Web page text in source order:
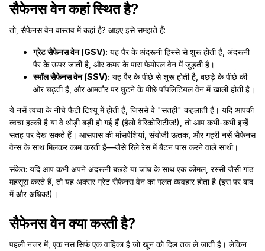
सैफेनस वेन कहां स्थित है?
तो, सैफेनस वेन वास्तव में कहां है? आइए इसे समझते हैं:
ग्रेट सैफेनस वेन (GSV): यह पैर के अंदरूनी हिस्से से शुरू होती है, अंदरूनी
पैर के ऊपर जाती है, और कमर के पास फेमोरल वेन में जुड़ती है।
स्मॉल सैफेनस वेन (SSV): यह पैर के पीछे से शुरू होती है, बछड़े के पीछे की
ओर चढ़ती है, और आमतौर पर घुटने के पीछे पॉपलिटियल वेन में खाली होती है।
ये नसें त्वचा के नीचे फैटी टिश्यू में होती हैं, जिससे वे "सतही" कहलाती हैं। यदि आपकी
त्वचा हल्की है या वे थोड़ी बड़ी हो गई हैं (हैलो वैरिकोसिटीज!), तो आप कभी-कभी इन्हें
सतह पर देख सकते हैं। आसपास की मांसपेशियां, संयोजी ऊतक, और गहरी नसें सैफेनस
वेन्स के साथ मिलकर काम करती हैं—जैसे रिले रेस में बैटन पास करने वाले साथी।
संकेत: यदि आप कभी अपने अंदरूनी बछड़े या जांघ के साथ एक कोमल, रस्सी जैसी गांठ
महसूस करते हैं, तो यह अक्सर ग्रेट सैफेनस वेन का गलत व्यवहार होता है (इस पर बाद
में और अधिक!)।
सैफेनस वेन क्या करती है?
पहली नजर में, एक नस सिर्फ एक वाहिका है जो खून को दिल तक ले जाती है। लेकिन